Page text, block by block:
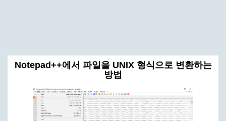
Notepad++에서 파일을 UNIX 형식으로 변환하는
방법